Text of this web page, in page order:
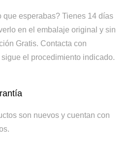
que esperabas? Tienes 14 días
en el embalaje original y sin
Gratis. Contacta con
el procedimiento indicado.
son nuevos y cuentan con